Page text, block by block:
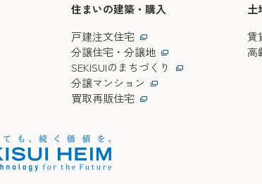
住まいの建築・購入
戸建注文住宅
分譲住宅・分譲地
SEKISUIのまちづくり
分譲マンション
買取再販住宅
土
賃
高